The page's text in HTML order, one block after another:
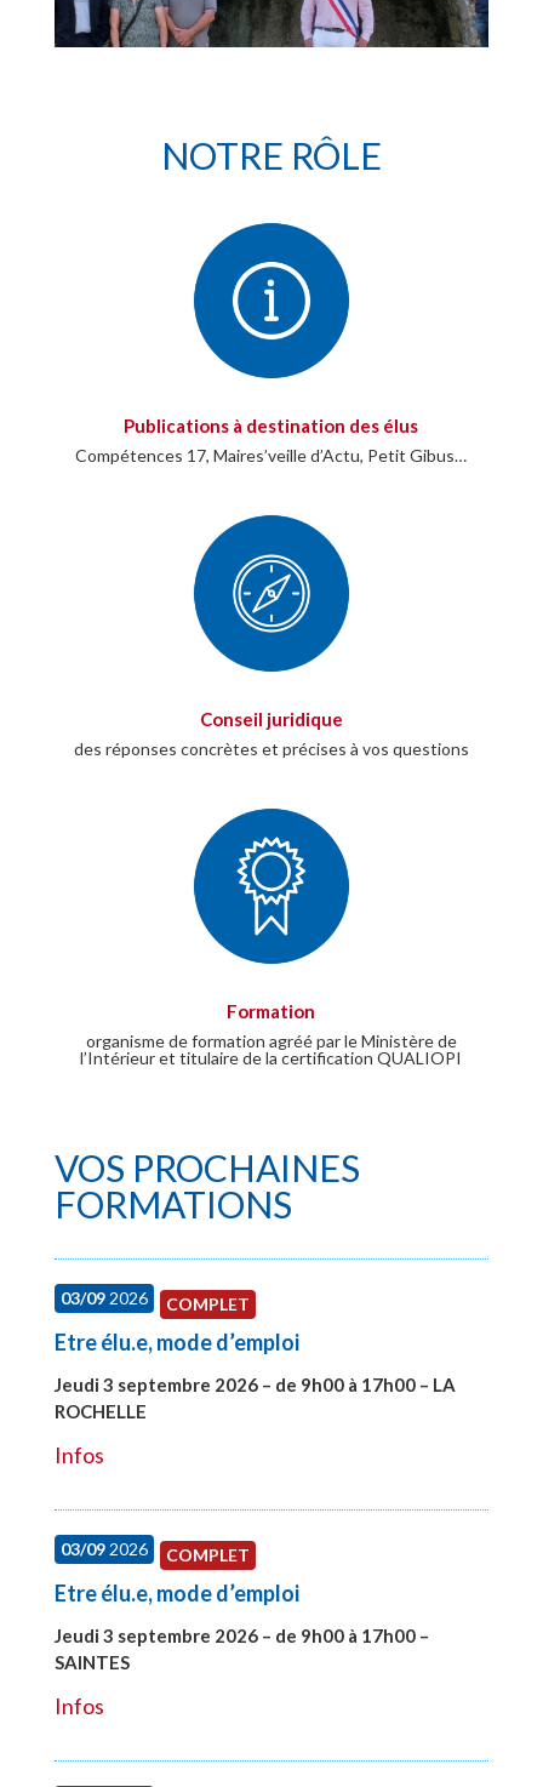
NOTRE RÔLE
Publications à destination des élus
Compétences 17, Maires’veille d’Actu, Petit Gibus…
Conseil juridique
des réponses concrètes et précises à vos questions
Formation
organisme de formation agréé par le Ministère de
l’Intérieur et titulaire de la certification QUALIOPI
VOS PROCHAINES
FORMATIONS
03/092026 COMPLET
Etre élu.e, mode d’emploi
Jeudi 3 septembre 2026 – de 9h00 à 17h00 – LA
ROCHELLE
Infos
03/092026 COMPLET
Etre élu.e, mode d’emploi
Jeudi 3 septembre 2026 – de 9h00 à 17h00 –
SAINTES
Infos